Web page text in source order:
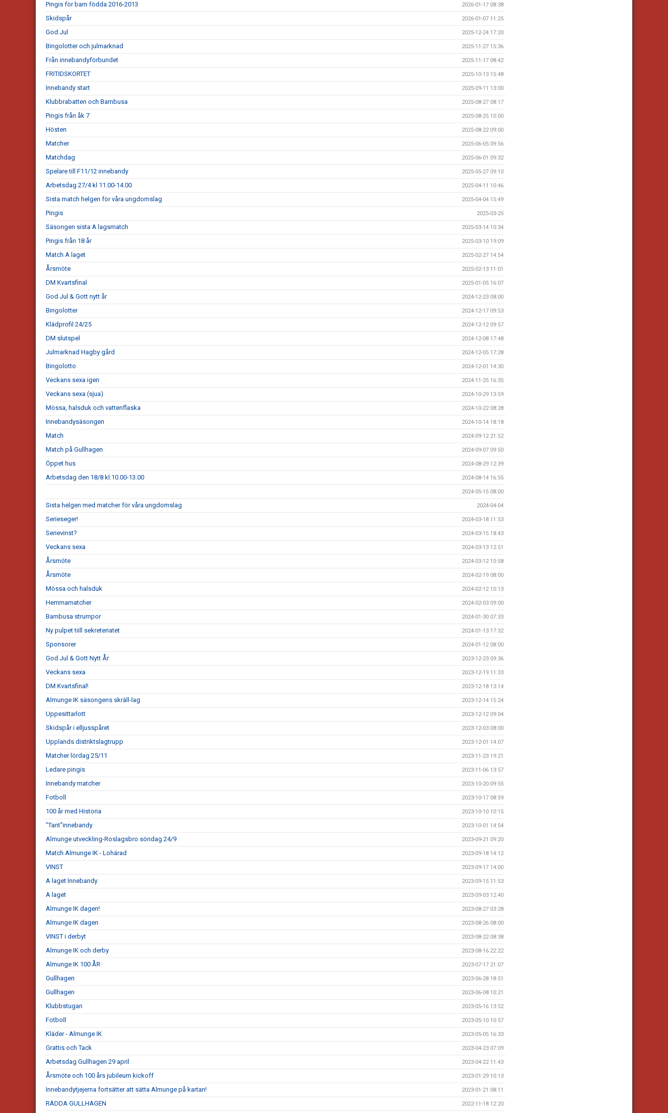
Pingis för barn födda 2016-2013 2026-01-17 08:38
Skidspår 2026-01-07 11:25
God Jul 2025-12-24 17:20
Bingolotter och julmarknad 2025-11-27 15:36
Från innebandyförbundet 2025-11-17 08:42
FRITIDSKORTET 2025-10-13 15:48
Innebandy start 2025-09-11 13:00
Klubbrabatten och Bambusa 2025-08-27 08:17
Pingis från åk 7 2025-08-25 10:00
Hösten 2025-08-22 09:00
Matcher 2025-06-05 09:56
Matchdag 2025-06-01 09:32
Spelare till F11/12 innebandy 2025-05-27 09:10
Arbetsdag 27/4 kl 11.00-14.00 2025-04-11 10:46
Sista match helgen för våra ungdomslag 2025-04-04 15:49
Pingis 2025-03-25
Säsongen sista A lagsmatch 2025-03-14 10:34
Pingis från 18 år 2025-03-10 19:09
Match A laget 2025-02-27 14:54
Årsmöte 2025-02-13 11:01
DM Kvartsfinal 2025-01-05 16:07
God Jul & Gott nytt år 2024-12-23 08:00
Bingolotter 2024-12-17 09:53
Klädprofil 24/25 2024-12-12 09:57
DM slutspel 2024-12-08 17:48
Julmarknad Hagby gård 2024-12-05 17:28
Bingolotto 2024-12-01 14:30
Veckans sexa igen 2024-11-25 16:35
Veckans sexa (sjua) 2024-10-29 13:59
Mössa, halsduk och vattenflaska 2024-10-22 08:28
Innebandysäsongen 2024-10-14 18:18
Match 2024-09-12 21:52
Match på Gullhagen 2024-09-07 09:50
Öppet hus 2024-08-29 12:39
Arbetsdag den 18/8 kl:10.00-13.00 2024-08-14 16:55
2024-05-15 08:00
Sista helgen med matcher för våra ungdomslag 2024-04-04
Serieseger! 2024-03-18 11:53
Serievinst? 2024-03-15 18:43
Veckans sexa 2024-03-13 12:51
Årsmöte 2024-03-12 10:58
Årsmöte 2024-02-19 08:00
Mössa och halsduk 2024-02-12 10:13
Hemmamatcher 2024-02-03 09:00
Bambusa strumpor 2024-01-30 07:33
Ny pulpet tiill sekreteriatet 2024-01-13 17:32
Sponsorer 2024-01-12 08:00
God Jul & Gott Nytt År 2023-12-23 09:36
Veckans sexa 2023-12-19 11:33
DM Kvartsfinal! 2023-12-18 13:14
Almunge IK säsongens skräll-lag 2023-12-14 15:24
Uppesittarlott 2023-12-12 09:04
Skidspår i elljusspåret 2023-12-03 08:00
Upplands distriktslagtrupp 2023-12-01 14:07
Matcher lördag 25/11 2023-11-23 19:21
Ledare pingis 2023-11-06 13:57
Innebandy matcher 2023-10-20 09:55
Fotboll 2023-10-17 08:59
100 år med Historia 2023-10-10 10:15
"Tant"innebandy 2023-10-01 14:54
Almunge utveckling-Roslagsbro söndag 24/9 2023-09-21 09:20
Match Almunge IK - Lohärad 2023-09-18 14:12
VINST 2023-09-17 14:00
A laget Innebandy 2023-09-15 11:53
A laget 2023-09-03 12:40
Almunge IK dagen! 2023-08-27 03:28
Almunge IK dagen 2023-08-26 08:00
VINST i derbyt 2023-08-22 08:38
Almunge IK och derby 2023-08-16 22:22
Almunge IK 100 ÅR 2023-07-17 21:07
Gullhagen 2023-06-28 18:51
Gullhagen 2023-06-08 10:21
Klubbstugan 2023-05-16 13:52
Fotboll 2023-05-10 10:57
Kläder - Almunge IK 2023-05-05 16:33
Grattis och Tack 2023-04-23 07:09
Arbetsdag Gullhagen 29 april 2023-04-22 11:43
Årsmöte och 100 års jubileum kickoff 2023-01-29 10:13
Innebandytjejerna fortsätter att sätta Almunge på kartan! 2023-01-21 08:11
RÄDDA GULLHAGEN 2022-11-18 12:20